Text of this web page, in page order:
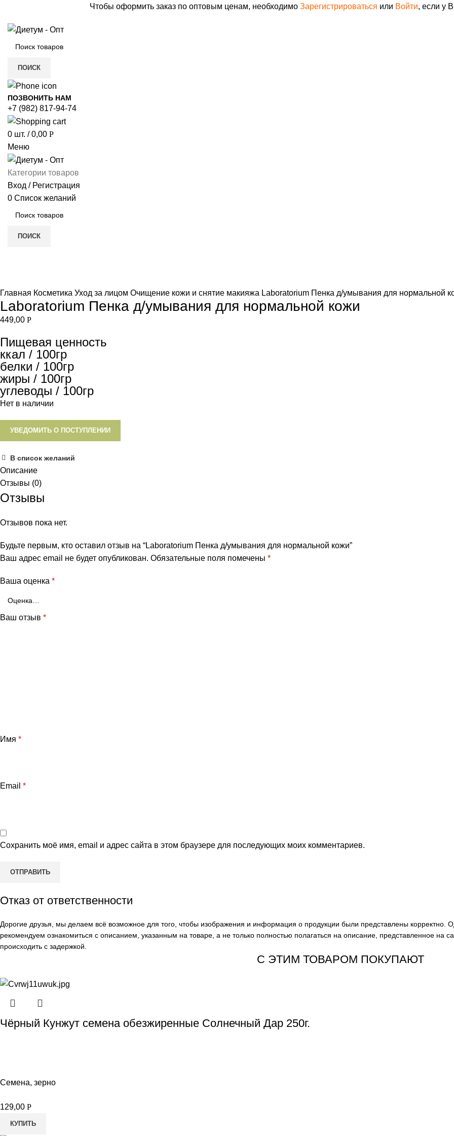
Чтобы оформить заказ по оптовым ценам, необходимо Зарегистрироваться или Войти, если у
ПОИСК
ПОЗВОНИТЬ НАМ
+7 (982) 817-94-74
0 шт. / 0,00 Р
Меню
Категории товаров
Вход / Регистрация
0 Список желаний
ПОИСК
Главная Косметика Уход за лицом Очищение кожи и снятие макияжа Laboratorium Пенка д/умывания для нормальной
Laboratorium Пенка д/умывания для нормальной кожи
449,00 Р
Пищевая ценность
ккал / 100гр
белки / 100гр
жиры / 100гр
углеводы / 100гр
Нет в наличии
УВЕДОМИТЬ О ПОСТУПЛЕНИИ
В список желаний
Описание
Отзывы (0)
Отзывы
Отзывов пока нет.
Будьте первым, кто оставил отзыв на “Laboratorium Пенка д/умывания для нормальной кожи”
Ваш адрес email не будет опубликован. Обязательные поля помечены *
Ваша оценка *
Ваш отзыв *
Имя *
Email *
Сохранить моё имя, email и адрес сайта в этом браузере для последующих моих комментариев.
Отказ от ответственности
Дорогие друзья, мы делаем всё возможное для того, чтобы изображения и информация о продукции были представлены корректно.
рекомендуем ознакомиться с описанием, указанным на товаре, а не только полностью полагаться на описание, представленное на
происходить с задержкой.
С ЭТИМ ТОВАРОМ ПОКУПАЮТ
Чёрный Кунжут семена обезжиренные Солнечный Дар 250г.
Семена, зерно
129,00 Р
КУПИТЬ